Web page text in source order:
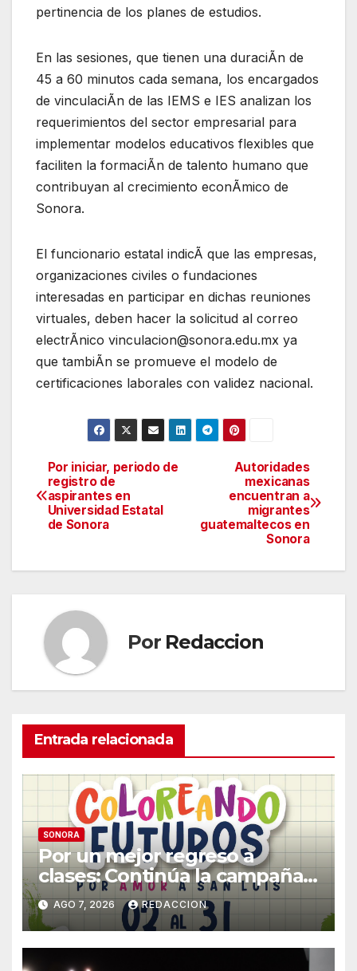
pertinencia de los planes de estudios.
En las sesiones, que tienen una duraciÃn de
45 a 60 minutos cada semana, los encargados
de vinculaciÃn de las IEMS e IES analizan los
requerimientos del sector empresarial para
implementar modelos educativos flexibles que
faciliten la formaciÃn de talento humano que
contribuyan al crecimiento econÃmico de
Sonora.
El funcionario estatal indicÃ que las empresas,
organizaciones civiles o fundaciones
interesadas en participar en dichas reuniones
virtuales, deben hacer la solicitud al correo
electrÃnico vinculacion@sonora.edu.mx ya
que tambiÃn se promueve el modelo de
certificaciones laborales con validez nacional.
Navegación
de
Autoridades
mexicanas
encuentran a
migrantes
guatemaltecos en
Sonora
Por iniciar, periodo de
registro de
aspirantes en
Universidad Estatal
de Sonora
Por Redaccion
Entrada relacionada
SONORA
Por un mejor regreso a
clases: Continúa la campaña
de recolección de útiles
«Coloreando Futuros»
AGO 7, 2026 REDACCION